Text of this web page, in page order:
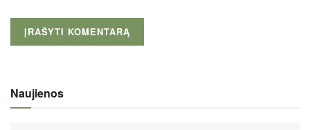
Naujienos